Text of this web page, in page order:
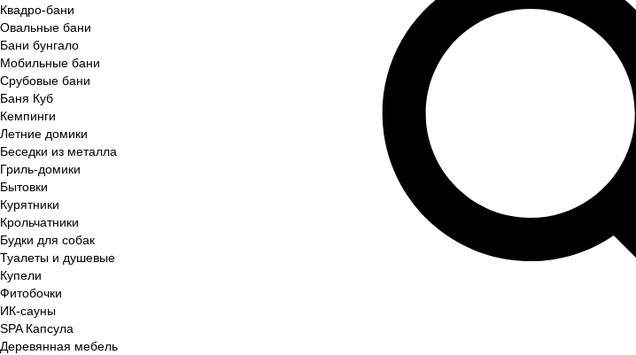
Квадро-бани
Овальные бани
Бани бунгало
Мобильные бани
Срубовые бани
Баня Куб
Кемпинги
Летние домики
Беседки из металла
Гриль-домики
Бытовки
Курятники
Крольчатники
Будки для собак
Туалеты и душевые
Купели
Фитобочки
ИК-сауны
SPA Капсула
Деревянная мебель